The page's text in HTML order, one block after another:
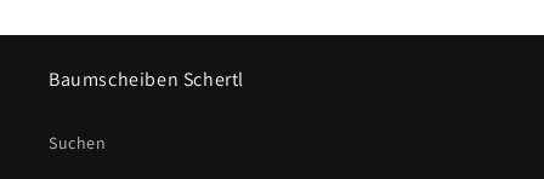
Baumscheiben Schertl
Suchen